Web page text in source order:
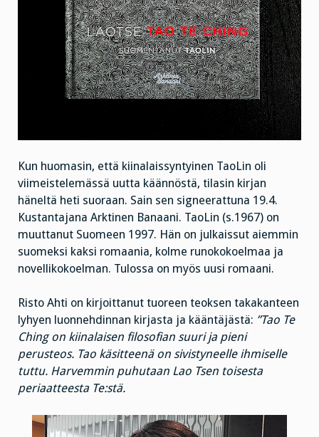
Kun huomasin, että kiinalaissyntyinen TaoLin oli
viimeistelemässä uutta käännöstä, tilasin kirjan
häneltä heti suoraan. Sain sen signeerattuna 19.4.
Kustantajana Arktinen Banaani. TaoLin (s.1967) on
muuttanut Suomeen 1997. Hän on julkaissut aiemmin
suomeksi kaksi romaania, kolme runokokoelmaa ja
novellikokoelman. Tulossa on myös uusi romaani.
Risto Ahti on kirjoittanut tuoreen teoksen takakanteen
lyhyen luonnehdinnan kirjasta ja kääntäjästä: ”Tao Te
Ching on kiinalaisen filosofian suuri ja pieni
perusteos. Tao käsitteenä on sivistyneelle ihmiselle
tuttu. Harvemmin puhutaan Lao Tsen toisesta
periaatteesta Te:stä.